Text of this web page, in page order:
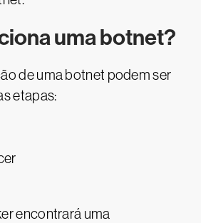
uma botnet?
de uma botnet podem ser
etapas:
encontrará uma